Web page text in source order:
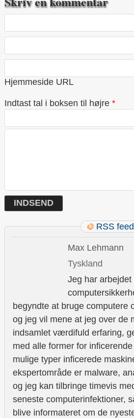
Hjemmeside URL
Indtast tal i boksen til højre *
RSS feed
Max Lehmann
Tyskland
Jeg har arbejdet
begyndte at bruge computere
og jeg vil mene at jeg over de
indsamlet værdifuld erfaring,
med alle former for
mulige typer inficerede
ekspertområde er malware,
og jeg kan tilbringe timevis
seneste computerinfektioner,
blive informateret om de